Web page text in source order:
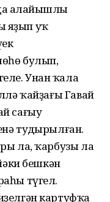
аңлайышлы
яҙып уҡ
булып,
Унан ҡала
ҡайҙағы Гавай
сағыу
туңдырылған.
ла, ҡарбузы ла
бешкән
түгел.
картуфҡа